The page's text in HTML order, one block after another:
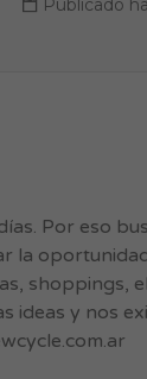
Publicado
Por eso
la
shoppings,
y nos